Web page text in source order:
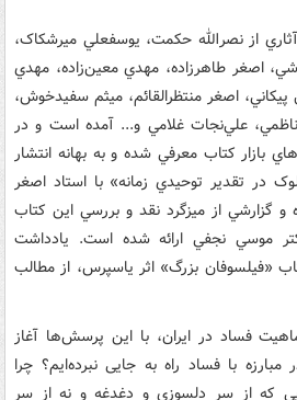
از نصرالله حکمت، يوسفعلي ميرشکاک،
اصغر طاهرزاده، مهدي معين‌زاده، مهدي
اصغر منتظرالقائم، ميثم سفيدخوش،
ناظمي، علي‌نجات غلامي و... آمده است و در
بازار کتاب معرفي شده و به بهانه انتشار
در تقدير توحيدي زمانه» با استاد اصغر
و گزارشي از ميزگرد نقد و بررسي اين کتاب
موسي نجفي ارائه شده است. یادداشت
«فیلسوفان بزرگ» اثر یاسپرس، از مطالب
فساد در ايران، با اين پرسش‌ها آغاز
با فساد راه به جایی نبرده‌ایم؟ چرا
که از سر دلسوزی و دغدغه‌ و نه از سر